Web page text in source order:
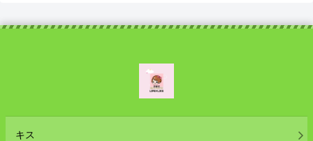
キス